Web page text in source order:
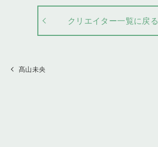
クリエイター一覧に戻る
髙山未央